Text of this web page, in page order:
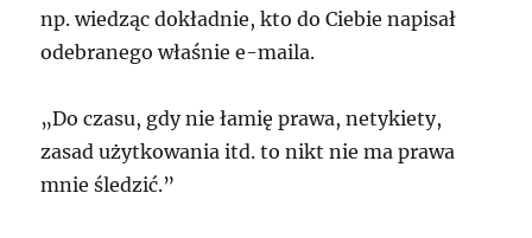
np. wiedząc dokładnie, kto do Ciebie napisał
odebranego właśnie e-maila.
„Do czasu, gdy nie łamię prawa, netykiety,
zasad użytkowania itd. to nikt nie ma prawa
mnie śledzić.”